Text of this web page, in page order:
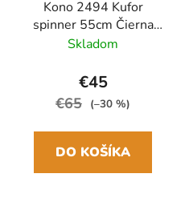
Kono 2494 Kufor
spinner 55cm Čierna
ABS/Polykarbonát
Skladom
€45
€65 (–30 %)
DO KOŠÍKA